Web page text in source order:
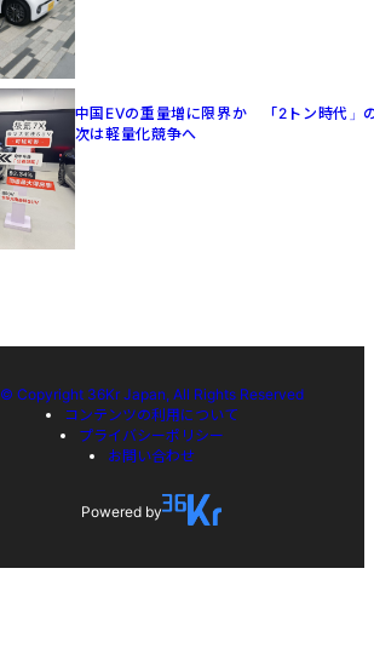
中国EVの重量増に限界か 「2トン時代」
次は軽量化競争へ
© Copyright 36Kr Japan, All Rights Reserved
コンテンツの利用について
プライバシーポリシー
お問い合わせ
Powered by